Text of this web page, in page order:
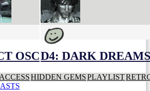
OSCD4: DARK
HIDDEN GEMSPLAYLIST